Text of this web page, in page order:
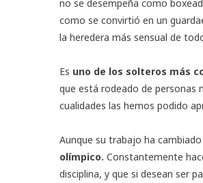
no se desempeña como
como se convirtió en un
la heredera más sensual de
Es uno de los solteros más
que está rodeado de personas
cualidades las hemos podido
Aunque su trabajo ha
olímpico. Constantemente
disciplina, y que si desean ser